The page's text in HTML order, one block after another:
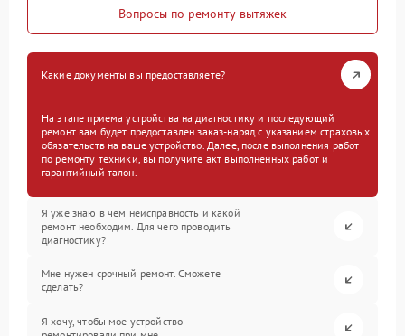
Вопросы по ремонту вытяжек
Какие документы вы предоставляете?
На этапе приема устройства на диагностику и последующий
ремонт вам будет предоставлен заказ-наряд с указанием страховых
обязательств на ваше устройство. Далее, после выполнения работ
по ремонту техники, вы получите акт выполненных работ и
гарантийный талон.
Я уже знаю в чем неисправность и какой
ремонт необходим. Для чего проводить
диагностику?
Мне нужен срочный ремонт. Сможете
сделать?
Я хочу, чтобы мое устройство